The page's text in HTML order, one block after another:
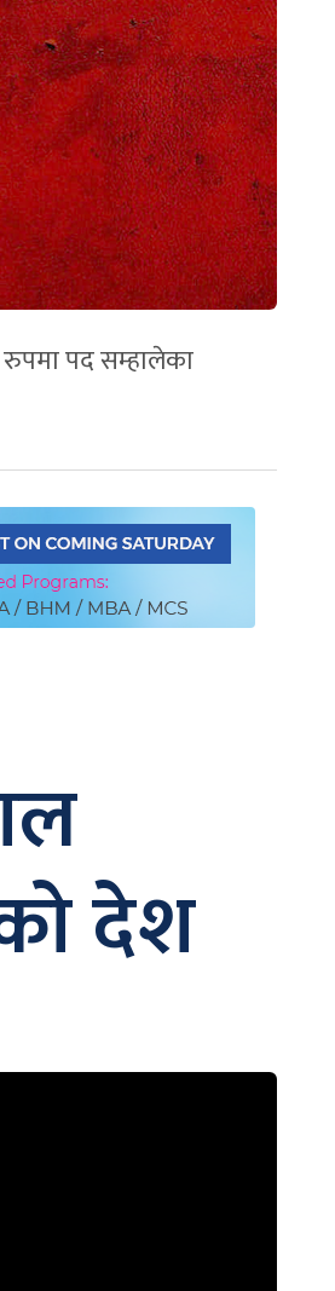
पद सम्हालेका
देश